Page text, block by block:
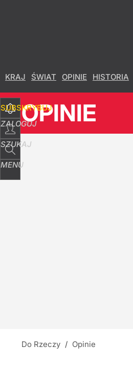
KRAJ ŚWIAT OPINIE HISTORIA
SUBSKRYBUJ
ZALOGUJ
SZUKAJ
MENU
OPINIE
Do Rzeczy / Opinie